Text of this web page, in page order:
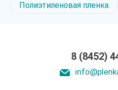
Полиэтиленовая пленка
8 (8452)